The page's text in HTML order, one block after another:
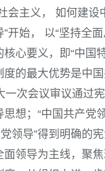
会主义， 如何建设
始， 以“坚持全面
心要义，即“中国
的最大优势是中
一次会议审议通过
想；“中国共产党
领导”得到明确的
领导为主线，聚